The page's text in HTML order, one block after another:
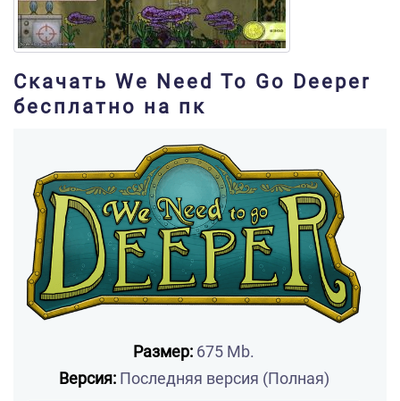
Скачать We Need To Go Deeper
бесплатно на пк
Размер: 675 Mb.
Версия:Последняя версия (Полная)